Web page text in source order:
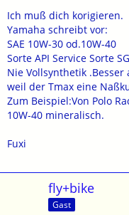
Ich muß dich korigieren.
Yamaha schreibt vor:
SAE 10W-30 od.10W-40
Sorte API Service Sorte
Nie Vollsynthetik
weil der Tmax eine
Zum Beispiel:Von Polo
10W-40 mineralisch.
Fuxi
fly+bike
Gast